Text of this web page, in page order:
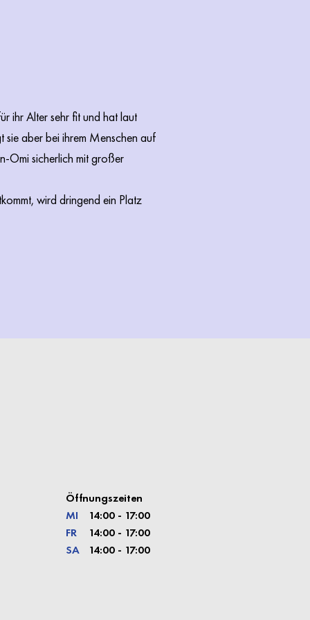
ihr Alter sehr fit und hat laut
sie aber bei ihrem Menschen auf
Omi sicherlich mit großer
wird dringend ein Platz
Öffnungszeiten
MI
FR
SA
14:00 - 17:00
14:00 - 17:00
14:00 - 17:00